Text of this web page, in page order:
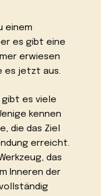
einem
es gibt eine
erwiesen
es jetzt aus.
es viele
kennen
die das Ziel
erreicht.
das
Inneren der